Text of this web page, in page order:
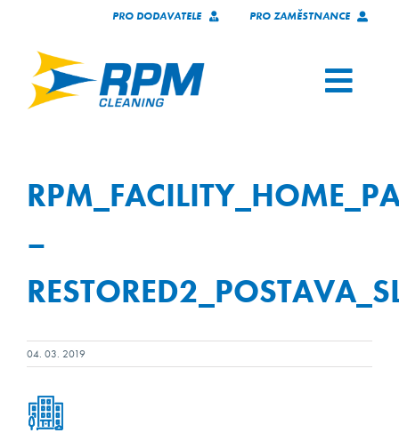
PRO DODAVATELE PRO ZAMĚSTNANCE
OUR CLIENTS
WHO WE ARE
JOIN OUR TEAM
CONTACT
–
04. 03. 2019